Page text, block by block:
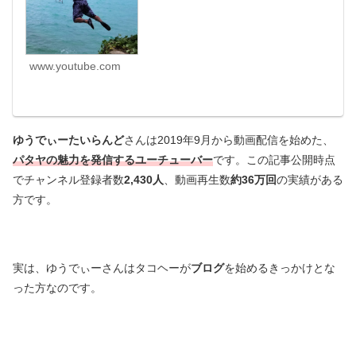
www.youtube.com
ゆうでぃーたいらんどさんは2019年9月から動画配信を始めた、
パタヤの魅力を発信するユーチューバーです。この記事公開時点
でチャンネル登録者数2,430人 、動画再生数約36万回の実績がある
方です。
実は、ゆうでぃーさんはタコヘーがブログを始めるきっかけとな
った方なのです。